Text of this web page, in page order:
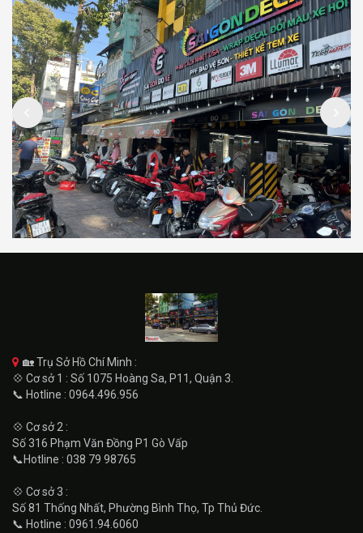
🏡 Trụ Sở Hồ Chí Minh :
💠 Cơ sở 1 : Số 1075 Hoàng Sa, P11, Quận 3.
📞 Hotline : 0964.496.956
💠 Cơ sở 2 :
Số 316 Phạm Văn Đồng P1 Gò Vấp
📞Hotline : 038 79 98765
💠 Cơ sở 3 :
Số 81 Thống Nhất, Phường Bình Thọ, Tp Thủ Đức.
📞 Hotline : 0961.94.6060